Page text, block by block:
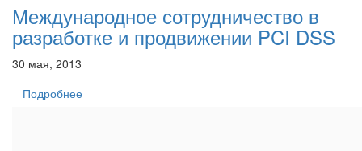
Международное сотрудничество в
разработке и продвижении PCI DSS
30 мая, 2013
Подробнее